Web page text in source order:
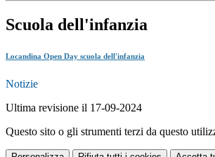
Scuola dell'infanzia
Locandina Open Day scuola dell'infanzia
Notizie
Ultima revisione il 17-09-2024
Questo sito o gli strumenti terzi da questo